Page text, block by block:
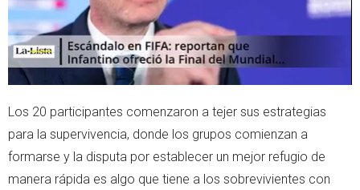
Los 20 participantes comenzaron a tejer sus estrategias
para la supervivencia, donde los grupos comienzan a
formarse y la disputa por establecer un mejor refugio de
manera rápida es algo que tiene a los sobrevivientes con